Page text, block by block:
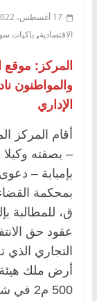
17 أغسطس، 2022
الاقتصادية, باكيات
المركز:
والمواطنون
الإداري
أقام المركز
– بصفته
ق، للمطالبة
عقود حق
التجاري
أرض ملك
500